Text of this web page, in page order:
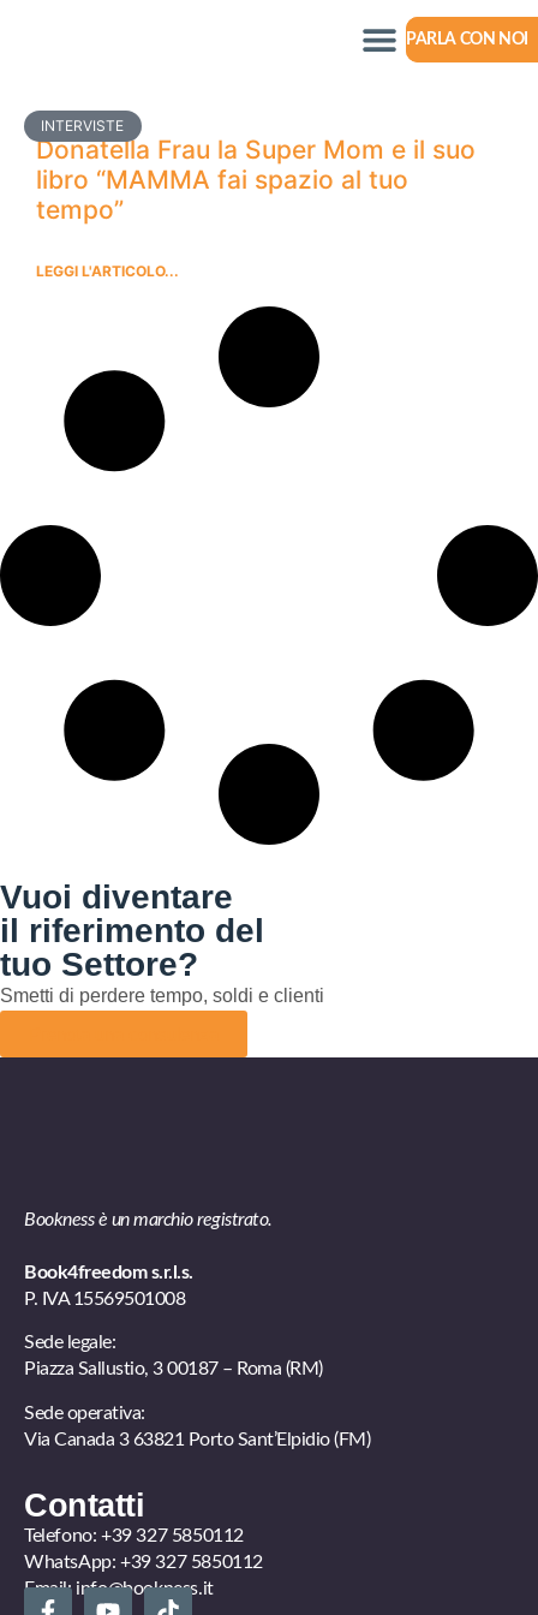
PARLA CON NOI
INTERVISTE
Donatella Frau la Super Mom e il suo
libro “MAMMA fai spazio al tuo
tempo”
LEGGI L'ARTICOLO...
Vuoi diventare
il riferimento del
tuo Settore?
Smetti di perdere tempo, soldi e clienti
Bookness è un marchio registrato.
Book4freedom s.r.l.s.
P. IVA ​15569501008
Sede legale:
Piazza Sallustio, 3 00187 – Roma (RM)
Sede operativa:
Via Canada 3 63821 Porto Sant’Elpidio (FM)
Contatti
Telefono: +39 327 5850112
WhatsApp: +39 327 5850112
Email:info@bookness.it